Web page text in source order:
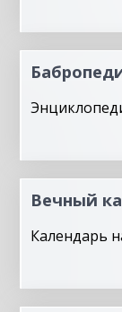
Вечный
Календарь